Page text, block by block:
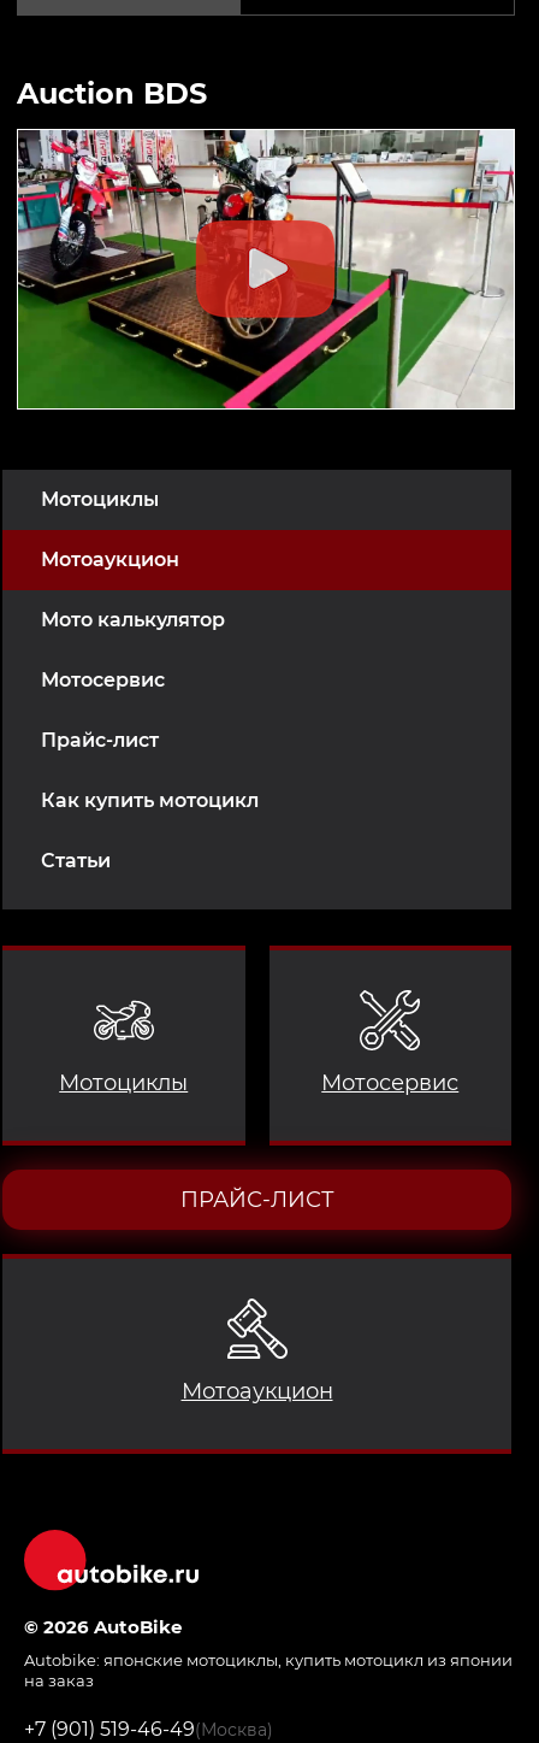
Мотоциклы
Мотоаукцион
Мото калькулятор
Мотосервис
Прайс-лист
Как купить мотоцикл
Статьи
Мотоциклы
Мотоаукцион
Мотосервис
ПРАЙС-ЛИСТ
Auction BDS
© 2026 AutoBike
Autobike: японские мотоциклы купить мотоцикл из японии
на заказ
+7 (901) 519-46-49(Москва)